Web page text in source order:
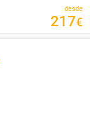
desde
217€